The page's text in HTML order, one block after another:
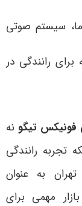
سیستم صوتی
رانندگی در
تیگو نه
تجربه رانندگی
تهران به عنوان
مهمی برای